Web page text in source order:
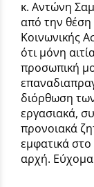
κ. Αντώνη
από την
Κοινωνικής
ότι μόνη
προσωπική
διόρθωση
εργασιακά,
προνοιακά
εμφατικά
αρχή.